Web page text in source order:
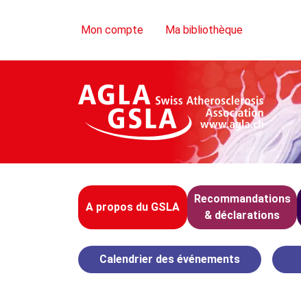
Mon compte Ma bibliothèque
A propos du GSLA
Recommandations
& déclarations
Calendrier des événements